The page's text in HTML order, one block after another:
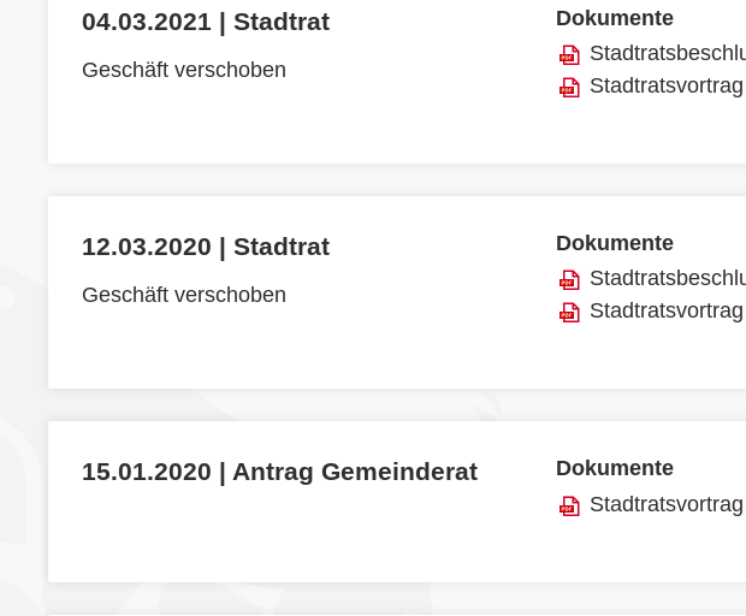
04.03.2021 | Stadtrat
Geschäft verschoben
Dokumente
Stadtratsvortrag
12.03.2020 | Stadtrat
Geschäft verschoben
Dokumente
Stadtratsvortrag
15.01.2020 | Antrag Gemeinderat
Dokumente
Stadtratsvortrag